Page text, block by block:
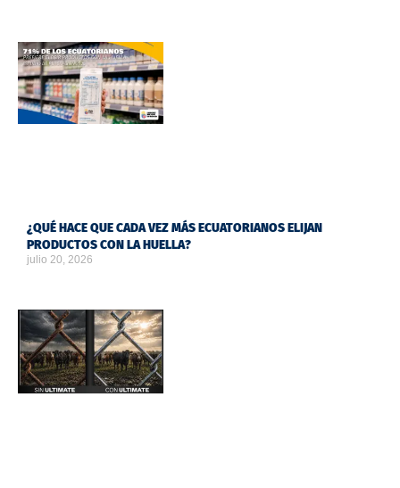
¿QUÉ HACE QUE CADA VEZ MÁS ECUATORIANOS ELIJAN
PRODUCTOS CON LA HUELLA?
julio 20, 2026